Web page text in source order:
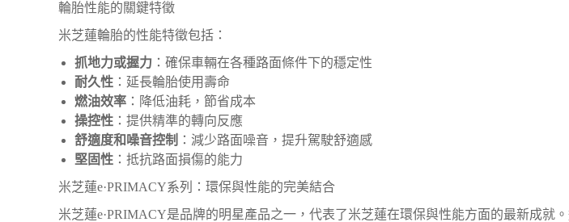
輪胎性能的關鍵特徵
米芝蓮輪胎的性能特徵包括：
抓地力或握力 ：確保車輛在各種路面條件下的穩定性
耐久性 ：延長輪胎使用壽命
燃油效率 ：降低油耗，節省成本
操控性 ：提供精準的轉向反應
舒適度和噪音控制 ：減少路面噪音，提升駕駛舒適感
堅固性 ：抵抗路面損傷的能力
米芝蓮e·PRIMACY系列：環保與性能的完美結合
米芝蓮e·PRIMACY是品牌的明星產品之一，代表了米芝蓮在環保與性能方面的最新成就